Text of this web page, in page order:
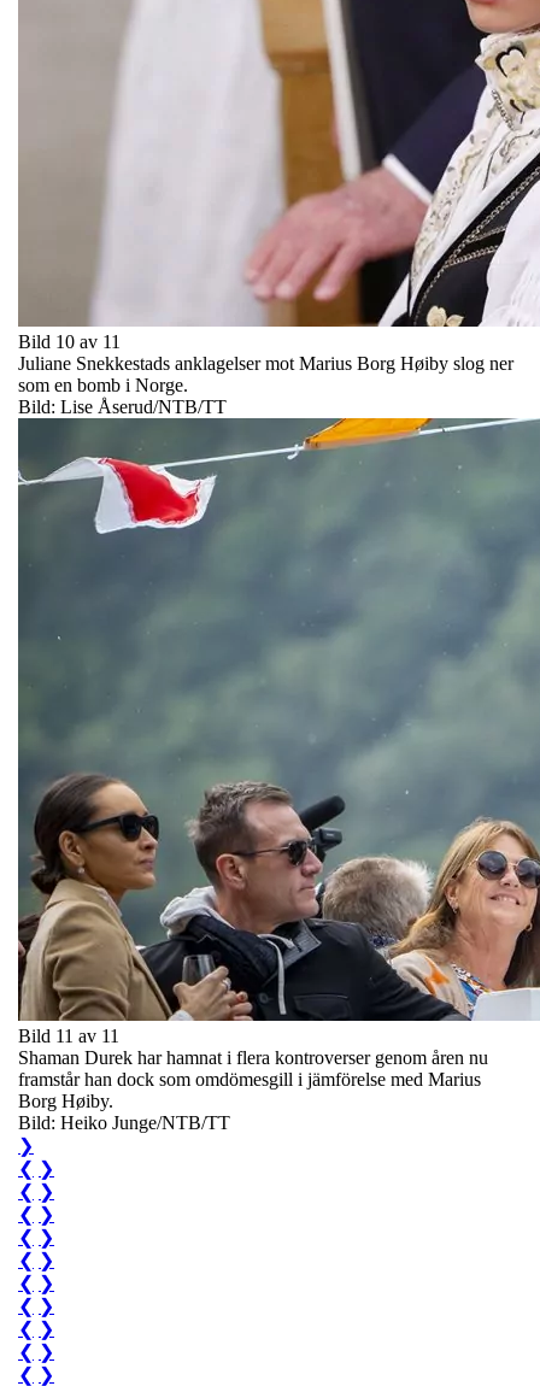
Bild 10 av 11
Juliane Snekkestads anklagelser mot Marius Borg Høiby slog ner
som en bomb i Norge.
Bild: Lise Åserud/NTB/TT
Bild 11 av 11
Shaman Durek har hamnat i flera kontroverser genom åren nu
framstår han dock som omdömesgill i jämförelse med Marius
Borg Høiby.
Bild: Heiko Junge/NTB/TT
❯
❮ ❯
❮ ❯
❮ ❯
❮ ❯
❮ ❯
❮ ❯
❮ ❯
❮ ❯
❮ ❯
❮ ❯